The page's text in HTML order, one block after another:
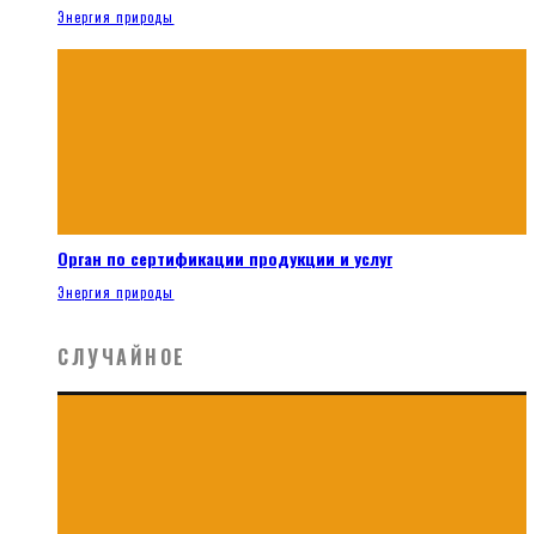
Энергия природы
Орган по сертификации продукции и услуг
Энергия природы
СЛУЧАЙНОЕ